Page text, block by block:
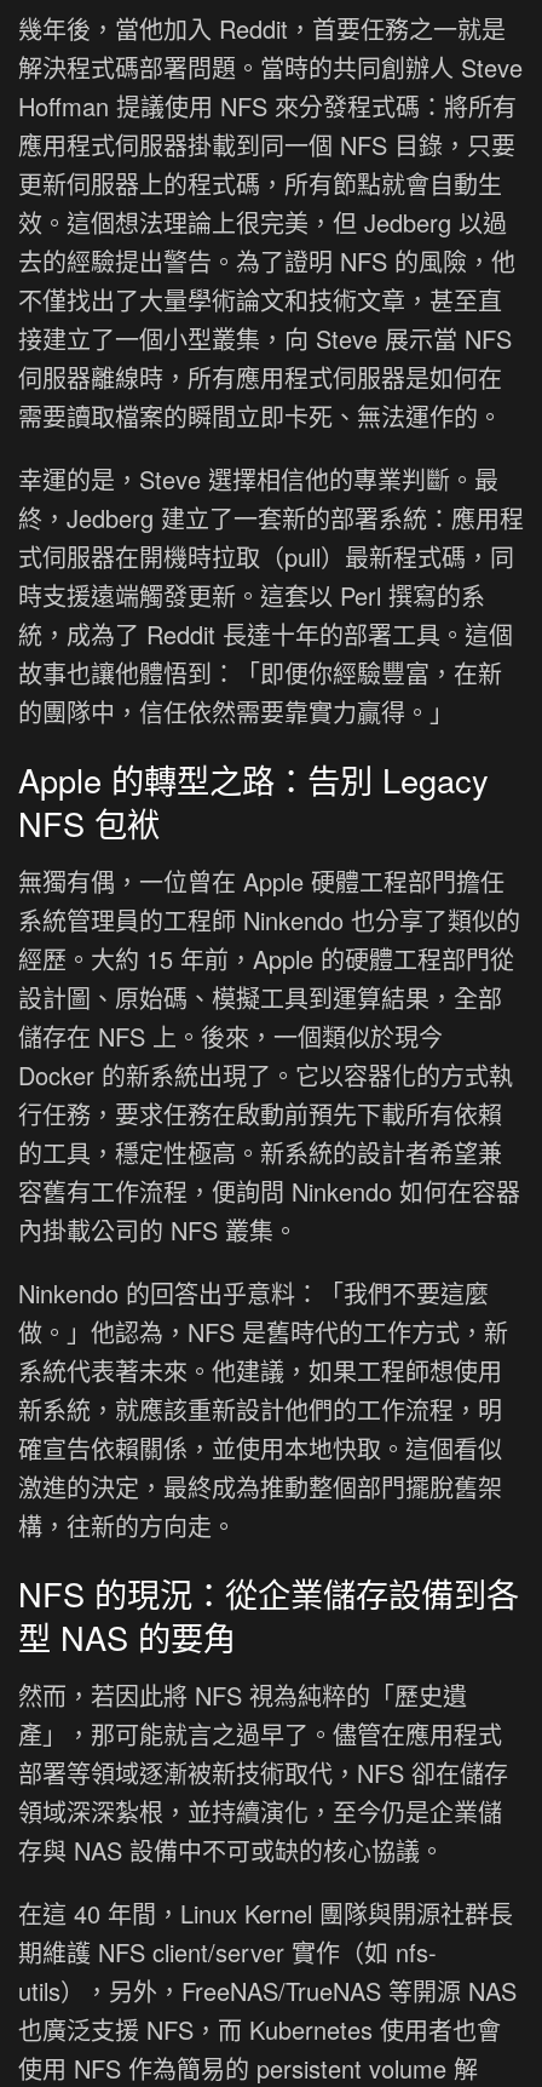
幾年後，當他加入 Reddit，首要任務之一就是
解決程式碼部署問題。當時的共同創辦人 Steve
Hoffman 提議使用 NFS 來分發程式碼：將所有
應用程式伺服器掛載到同一個 NFS 目錄，只要
更新伺服器上的程式碼，所有節點就會自動生
效。這個想法理論上很完美，但 Jedberg 以過
去的經驗提出警告。為了證明 NFS 的風險，他
不僅找出了大量學術論文和技術文章，甚至直
接建立了一個小型叢集，向 Steve 展示當 NFS
伺服器離線時，所有應用程式伺服器是如何在
需要讀取檔案的瞬間立即卡死、無法運作的。
幸運的是，Steve 選擇相信他的專業判斷。最
終，Jedberg 建立了一套新的部署系統：應用程
式伺服器在開機時拉取（pull）最新程式碼，同
時支援遠端觸發更新。這套以 Perl 撰寫的系
統，成為了 Reddit 長達十年的部署工具。這個
故事也讓他體悟到：「即便你經驗豐富，在新
的團隊中，信任依然需要靠實力贏得。」
Apple 的轉型之路：告別 Legacy
NFS 包袱
無獨有偶，一位曾在 Apple 硬體工程部門擔任
系統管理員的工程師 Ninkendo 也分享了類似的
經歷。大約 15 年前，Apple 的硬體工程部門從
設計圖、原始碼、模擬工具到運算結果，全部
儲存在 NFS 上。後來，一個類似於現今
Docker 的新系統出現了。它以容器化的方式執
行任務，要求任務在啟動前預先下載所有依賴
的工具，穩定性極高。新系統的設計者希望兼
容舊有工作流程，便詢問 Ninkendo 如何在容器
內掛載公司的 NFS 叢集。
Ninkendo 的回答出乎意料：「我們不要這麼
做。」他認為，NFS 是舊時代的工作方式，新
系統代表著未來。他建議，如果工程師想使用
新系統，就應該重新設計他們的工作流程，明
確宣告依賴關係，並使用本地快取。這個看似
激進的決定，最終成為推動整個部門擺脫舊架
構，往新的方向走。
NFS 的現況：從企業儲存設備到各
型 NAS 的要角
然而，若因此將 NFS 視為純粹的「歷史遺
產」，那可能就言之過早了。儘管在應用程式
部署等領域逐漸被新技術取代，NFS 卻在儲存
領域深深紮根，並持續演化，至今仍是企業儲
存與 NAS 設備中不可或缺的核心協議。
在這 40 年間，Linux Kernel 團隊與開源社群長
期維護 NFS client/server 實作（如 nfs-
utils），另外，FreeNAS/TrueNAS 等開源 NAS
也廣泛支援 NFS，而 Kubernetes 使用者也會
使用 NFS 作為簡易的 persistent volume 解